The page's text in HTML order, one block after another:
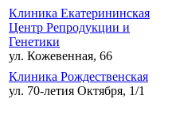
Клиника Екатерининская
Центр Репродукции и
Генетики
ул. Кожевенная, 66
Клиника Рождественская
ул. 70-летия Октября, 1/1